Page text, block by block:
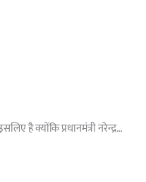
है क्योंकि प्रधानमंत्री नरेन्द्र…